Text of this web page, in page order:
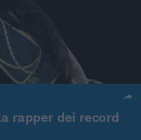
rapper dei record